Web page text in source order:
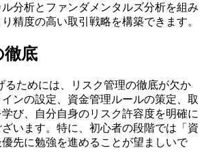
分析とファンダメンタルズ分析を組み
精度の高い取引戦略を構築できます。
徹底
るためには、リスク管理の徹底が欠か
ンの設定、資金管理ルールの策定、取
び、自分自身のリスク許容度を明確に
います。特に、初心者の段階では「資
先に勉強を進めることが望ましいで